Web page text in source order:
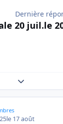
Dernière
le 20 juil.le
Expand topic
le 17 août